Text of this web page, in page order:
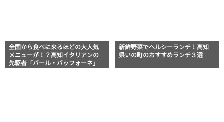
全国から食べに来るほどの大人気
メニューが！？高知イタリアンの
先駆者「バール・バッフォーネ」
新鮮野菜でヘルシーランチ！高知
県いの町のおすすめランチ３選